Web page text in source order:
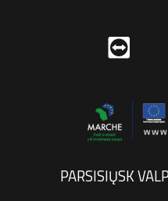
PARSISIŲSK